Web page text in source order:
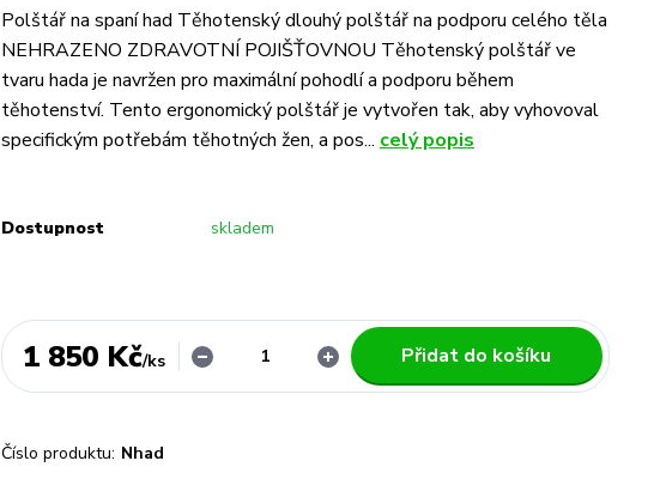
Polštář na spaní had Těhotenský dlouhý polštář na podporu celého těla
NEHRAZENO ZDRAVOTNÍ POJIŠŤOVNOU Těhotenský polštář ve
tvaru hada je navržen pro maximální pohodlí a podporu během
těhotenství. Tento ergonomický polštář je vytvořen tak, aby vyhovoval
specifickým potřebám těhotných žen, a pos... celý popis
Dostupnost skladem
1 850 Kč/ks Přidat do košíku
Číslo produktu: Nhad